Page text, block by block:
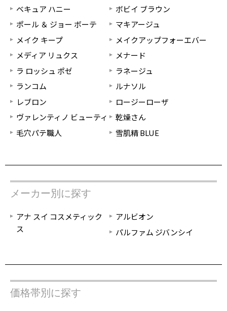
ベキュア ハニー
ボビイ ブラウン
ポール ＆ ジョー ボーテ
マキアージュ
メイク キープ
メイクアップフォーエバー
メディア リュクス
メナード
ラ ロッシュ ポゼ
ラネージュ
ランコム
ルナソル
レブロン
ロージーローザ
ヴァレンティノ ビューティ
乾燥さん
毛穴パテ職人
雪肌精 BLUE
メーカー別に探す
アナ スイ コスメティック
ス
アルビオン
パルファム ジバンシイ
価格帯別に探す